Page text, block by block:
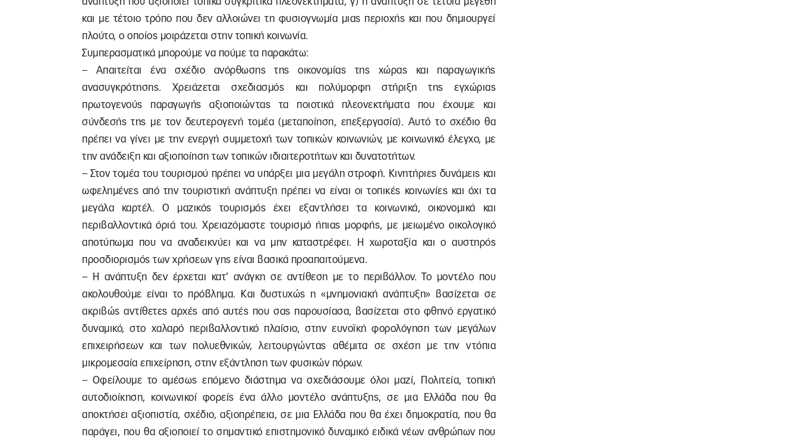
και με τέτοιο τρόπο που δεν αλλοιώνει τη φυσιογνωμία μιας περιοχής και που δημιουργεί
πλούτο, ο οποίος μοιράζεται στην τοπική κοινωνία.
Συμπερασματικά μπορούμε να πούμε τα παρακάτω:
– Απαιτείται ένα σχέδιο ανόρθωσης της οικονομίας της χώρας και παραγωγικής
ανασυγκρότησης. Χρειάζεται σχεδιασμός και πολύμορφη στήριξη της εγχώριας
πρωτογενούς παραγωγής αξιοποιώντας τα ποιοτικά πλεονεκτήματα που έχουμε και
σύνδεσής της με τον δευτερογενή τομέα (μεταποίηση, επεξεργασία). Αυτό το σχέδιο θα
πρέπει να γίνει με την ενεργή συμμετοχή των τοπικών κοινωνιών, με κοινωνικό έλεγχο, με
την ανάδειξη και αξιοποίηση των τοπικών ιδιαιτεροτήτων και δυνατοτήτων.
– Στον τομέα του τουρισμού πρέπει να υπάρξει μια μεγάλη στροφή. Κινητήριες δυνάμεις και
ωφελημένες από την τουριστική ανάπτυξη πρέπει να είναι οι τοπικές κοινωνίες και όχι τα
μεγάλα καρτέλ. Ο μαζικός τουρισμός έχει εξαντλήσει τα κοινωνικά, οικονομικά και
περιβαλλοντικά όριά του. Χρειαζόμαστε τουρισμό ήπιας μορφής, με μειωμένο οικολογικό
αποτύπωμα που να αναδεικνύει και να μην καταστρέφει. Η χωροταξία και ο αυστηρός
προσδιορισμός των χρήσεων γης είναι βασικά προαπαιτούμενα.
– Η ανάπτυξη δεν έρχεται κατ’ ανάγκη σε αντίθεση με το περιβάλλον. Το μοντέλο που
ακολουθούμε είναι το πρόβλημα. Και δυστυχώς η «μνημονιακή ανάπτυξη» βασίζεται σε
ακριβώς αντίθετες αρχές από αυτές που σας παρουσίασα, βασίζεται στο φθηνό εργατικό
δυναμικό, στο χαλαρό περιβαλλοντικό πλαίσιο, στην ευνοϊκή φορολόγηση των μεγάλων
επιχειρήσεων και των πολυεθνικών, λειτουργώντας αθέμιτα σε σχέση με την ντόπια
μικρομεσαία επιχείρηση, στην εξάντληση των φυσικών πόρων.
– Οφείλουμε το αμέσως επόμενο διάστημα να σχεδιάσουμε όλοι μαζί, Πολιτεία, τοπική
αυτοδιοίκηση, κοινωνικοί φορείς ένα άλλο μοντέλο ανάπτυξης, σε μια Ελλάδα που θα
αποκτήσει αξιοπιστία, σχέδιο, αξιοπρέπεια, σε μια Ελλάδα που θα έχει δημοκρατία, που θα
παράγει, που θα αξιοποιεί το σημαντικό επιστημονικό δυναμικό ειδικά νέων ανθρώπων που